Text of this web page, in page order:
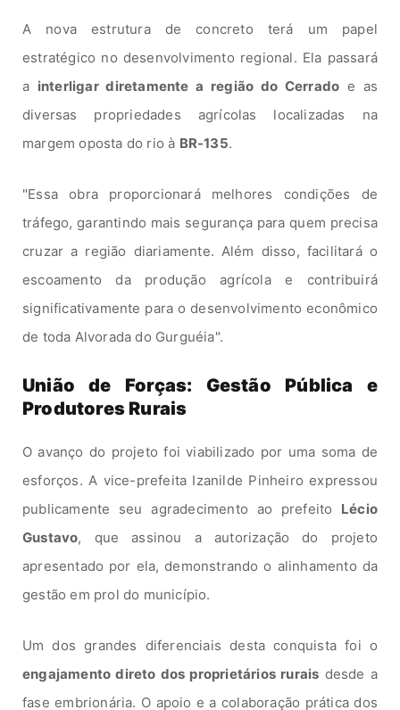
A nova estrutura de concreto terá um papel
estratégico no desenvolvimento regional. Ela passará
a interligar diretamente a região do Cerrado e as
diversas propriedades agrícolas localizadas na
margem oposta do rio à BR-135.
"Essa obra proporcionará melhores condições de
tráfego, garantindo mais segurança para quem precisa
cruzar a região diariamente. Além disso, facilitará o
escoamento da produção agrícola e contribuirá
significativamente para o desenvolvimento econômico
de toda Alvorada do Gurguéia".
União de Forças: Gestão Pública e
Produtores Rurais
O avanço do projeto foi viabilizado por uma soma de
esforços. A vice-prefeita Izanilde Pinheiro expressou
publicamente seu agradecimento ao prefeito Lécio
Gustavo, que assinou a autorização do projeto
apresentado por ela, demonstrando o alinhamento da
gestão em prol do município.
Um dos grandes diferenciais desta conquista foi o
engajamento direto dos proprietários rurais desde a
fase embrionária. O apoio e a colaboração prática dos